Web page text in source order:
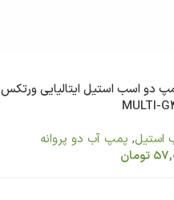
دو اسب استیل ایتالیایی ورتکس
استیل, پمپ آب دو پروانه
تومان